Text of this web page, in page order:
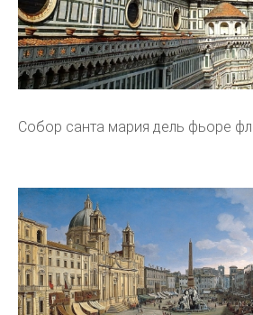
Собор санта мария дель фьоре